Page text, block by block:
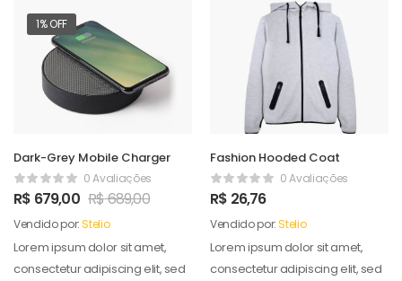
1% OFF
Dark-Grey Mobile Charger
0 Avaliações
R$ 679,00 R$689,00
Vendido por:Stelio
Lorem ipsum dolor sit amet,
consectetur adipiscing elit, sed
Fashion Hooded Coat
0 Avaliações
R$ 26,76
Vendido por:Stelio
Lorem ipsum dolor sit amet,
consectetur adipiscing elit, sed